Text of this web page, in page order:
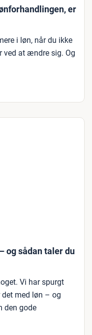
er
i løn, når du ikke
ved at ændre sig. Og
og sådan taler du
Vi har spurgt
det med løn – og
den gode